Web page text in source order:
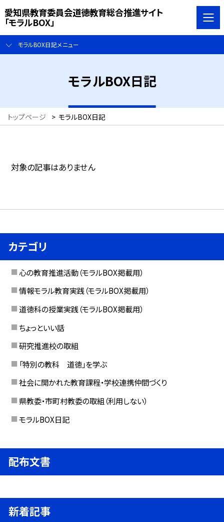
愛知県教育委員会道徳教育総合推進サイト
「モラルBOX」
モラルBOX日記メニュー
モラルBOX日記
トップページ > モラルBOX日記
対象の記事はありません
カテゴリ
心の教育推進活動（モラルBOX掲載用）
情報モラル教育実践（モラルBOX掲載用）
道徳科の授業実践（モラルBOX掲載用）
ちょっといい話
研究推進校の取組
「特別の教科 道徳」を学ぶ
社会に開かれた教育課程・学校連携仲間づくり
県教委・市町村教委の取組（利用しない）
モラルBOX日記
配布文書
新着記事